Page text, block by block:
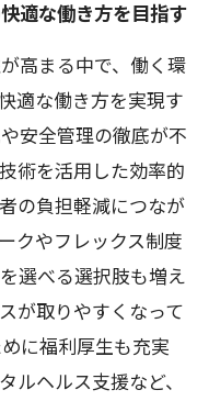
適な働き方を目指す
高まる中で、働く環
適な働き方を実現す
安全管理の徹底が不
術を活用した効率的
の負担軽減につなが
クやフレックス制度
選べる選択肢も増え
が取りやすくなって
に福利厚生も充実
ルヘルス支援など、